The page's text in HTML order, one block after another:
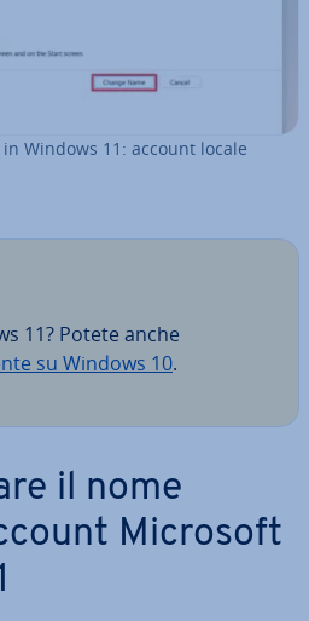
Windows 11: account locale
11? Potete anche
su Windows 10.
il nome
Microsoft